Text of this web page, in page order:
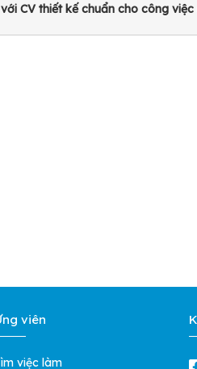
CV thiết kế chuẩn cho công
viên
việc làm